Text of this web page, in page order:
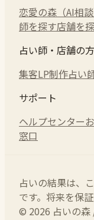
恋愛の森（AI相談
師を探す店舗を
占い師・店舗の
集客LP制作占い
サポート
ヘルプセンター
窓口
占いの結果は、
です。将来を保
© 2026 占いの森